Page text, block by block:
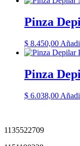
Pinza
$ 8.450,00
Pinza
$ 6.038,00
1135522709